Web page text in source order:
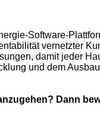
Software-
vernetzter
damit jeder
und dem
Dann